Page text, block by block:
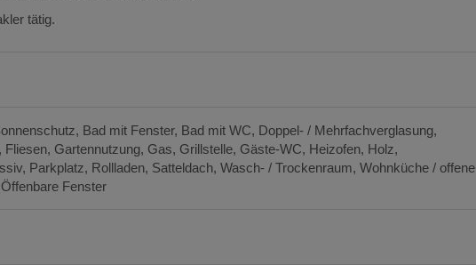
tätig.
Bad mit Fenster Bad mit WC Doppel- / Mehrfachverglasung
Fliesen Gartennutzung Gas Grillstelle Gäste-WC Heizofen Holz
Parkplatz Rollladen Satteldach Wasch- / Trockenraum Wohnküche / offene
Öffenbare Fenster